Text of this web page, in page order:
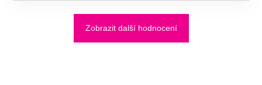
Zobrazit další hodnocení